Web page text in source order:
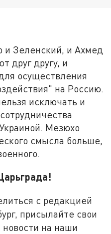
и Зеленский, и Ахмед
друг другу, и
осуществления
на Россию.
исключать и
Мезюхо
смысла больше,
с редакцией
присылайте свои
на наши